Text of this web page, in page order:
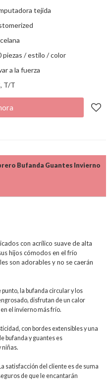
tejida
piezas / estilo / color
a la fuerza
T/T
Bufanda Guantes Invierno
con acrílico suave de alta
hijos cómodos en el frío
son adorables y no se caerán
punto, la bufanda circular y los
disfrutan de un calor
el invierno más frío.
con bordes extensibles y una
bufanda y guantes es
niñas.
satisfacción del cliente es de suma
de que le encantarán